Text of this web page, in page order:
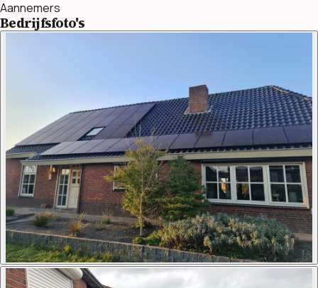
Aannemers
Bedrijfsfoto's